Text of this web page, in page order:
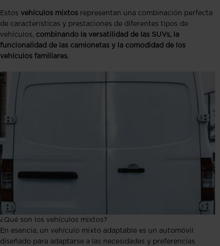
Estos vehículos mixtos representan una combinación perfecta
de características y prestaciones de diferentes tipos de
vehículos, combinando la versatilidad de las SUVs, la
funcionalidad de las camionetas y la comodidad de los
vehículos familiares.
¿Qué son los vehículos mixtos?
En esencia, un vehículo mixto adaptable es un automóvil
diseñado para adaptarse a las necesidades y preferencias